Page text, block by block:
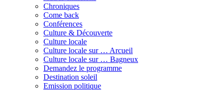
Chroniques
Come back
Conférences
Culture & Découverte
Culture locale
Culture locale sur … Arcueil
Culture locale sur … Bagneux
Demandez le programme
Destination soleil
Emission politique